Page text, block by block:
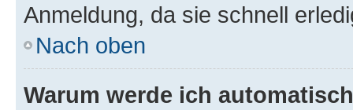
Anmeldung, da sie schnell
Nach oben
Warum werde ich